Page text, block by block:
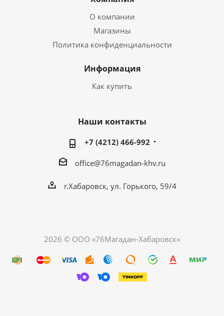
О компании
Магазины
Политика конфиденциальности
Информация
Как купить
Наши контакты
+7 (4212) 466-992
office@76magadan-khv.ru
г.Хабаровск, ул. Горького, 59/4
2026 © ООО «76Магадан-Хабаровск»